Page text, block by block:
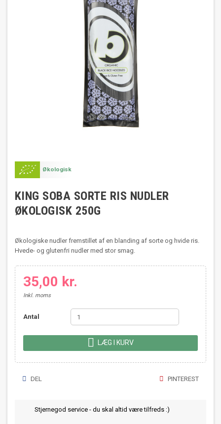
Økologisk
KING SOBA SORTE RIS NUDLER
ØKOLOGISK 250G
Økologiske nudler fremstillet af en blanding af sorte og hvide ris.
Hvede- og glutenfri nudler med stor smag.
35,00 kr.
Inkl. moms
Antal
 LÆG I KURV
DEL PINTEREST
Stjernegod service - du skal altid være tilfreds :)